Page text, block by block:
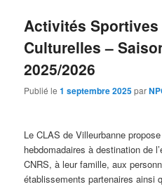
Activités Sportives
Culturelles –
2025/2026
Publié le1 septembre 2025par
Le CLAS de Villeurbanne
hebdomadaires à destination de
CNRS, à leur famille, aux
établissements partenaires ainsi